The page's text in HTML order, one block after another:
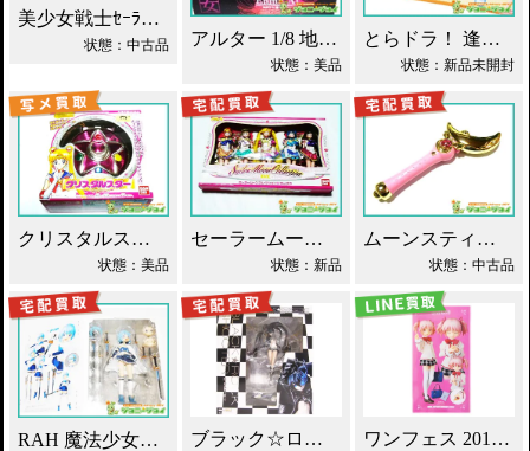
美少女戦士ｾｰﾗｰﾑｰﾝ 5体ｾｯﾄ/S.H買取！
状態：中古品 アルター 1/8 地獄少女 閻魔あい 買取！
状態：美品
とらドラ！ 逢坂 大河 虎コス Ver.買取！
状態：新品未開封
クリスタルスター セーラームーン 銀水晶 買取！
状態：美品
セーラームーン コレクションデラックス 買取！
状態：新品
ムーンスティック 美少女戦士セーラームーン 買取！
状態：中古品
RAH 魔法少女まどか☆マギカ 美樹さやか 買取！ ブラック☆ロックシューター ロックカノン 買取！ ワンフェス 2014 RAH まどか☆マギカ 買取！